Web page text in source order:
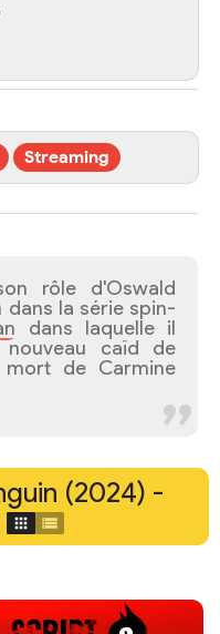
Streaming
rôle d'Oswald
la série spin-
dans laquelle il
caïd de
de Carmine
(2024) -